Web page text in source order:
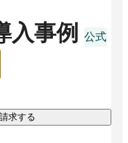
入事例
求する